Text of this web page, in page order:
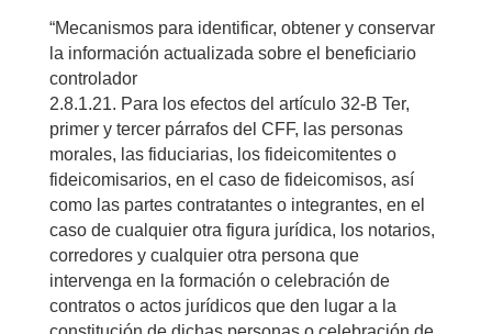
“Mecanismos para identificar, obtener y conservar
la información actualizada sobre el beneficiario
controlador
2.8.1.21. Para los efectos del artículo 32-B Ter,
primer y tercer párrafos del CFF, las personas
morales, las fiduciarias, los fideicomitentes o
fideicomisarios, en el caso de fideicomisos, así
como las partes contratantes o integrantes, en el
caso de cualquier otra figura jurídica, los notarios,
corredores y cualquier otra persona que
intervenga en la formación o celebración de
contratos o actos jurídicos que den lugar a la